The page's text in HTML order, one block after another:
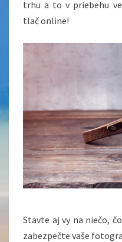
trhu a to v priebehu
tlač online!
Stavte aj vy na niečo,
zabezpečte vaše